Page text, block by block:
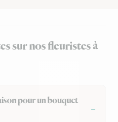
sur nos fleuristes à
pour un bouquet